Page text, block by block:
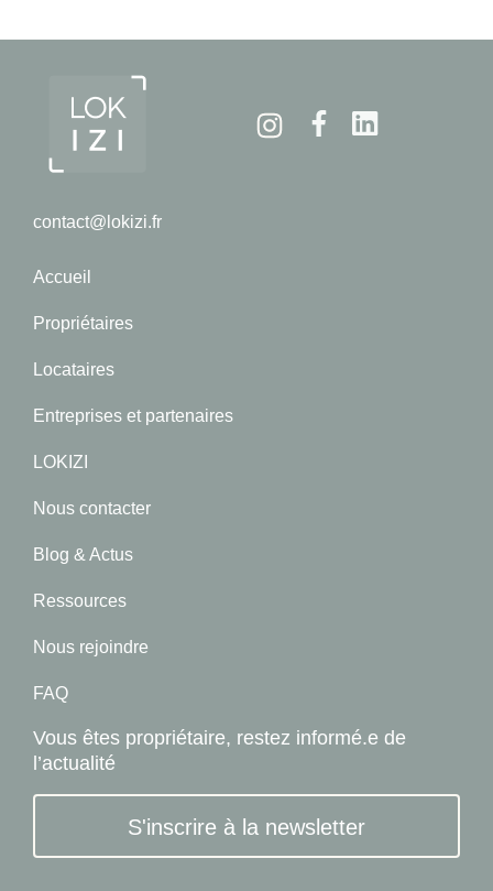
contact@lokizi.fr
InstagramFacebook
Accueil
Propriétaires
Locataires
Entreprises et partenaires
LOKIZI
Nous contacter
Blog & Actus
Ressources
Nous rejoindre
FAQ
Vous êtes propriétaire, restez informé.e de
l’actualité
S'inscrire à la newsletter